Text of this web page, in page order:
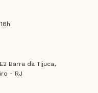
Barra da Tijuca,
- RJ